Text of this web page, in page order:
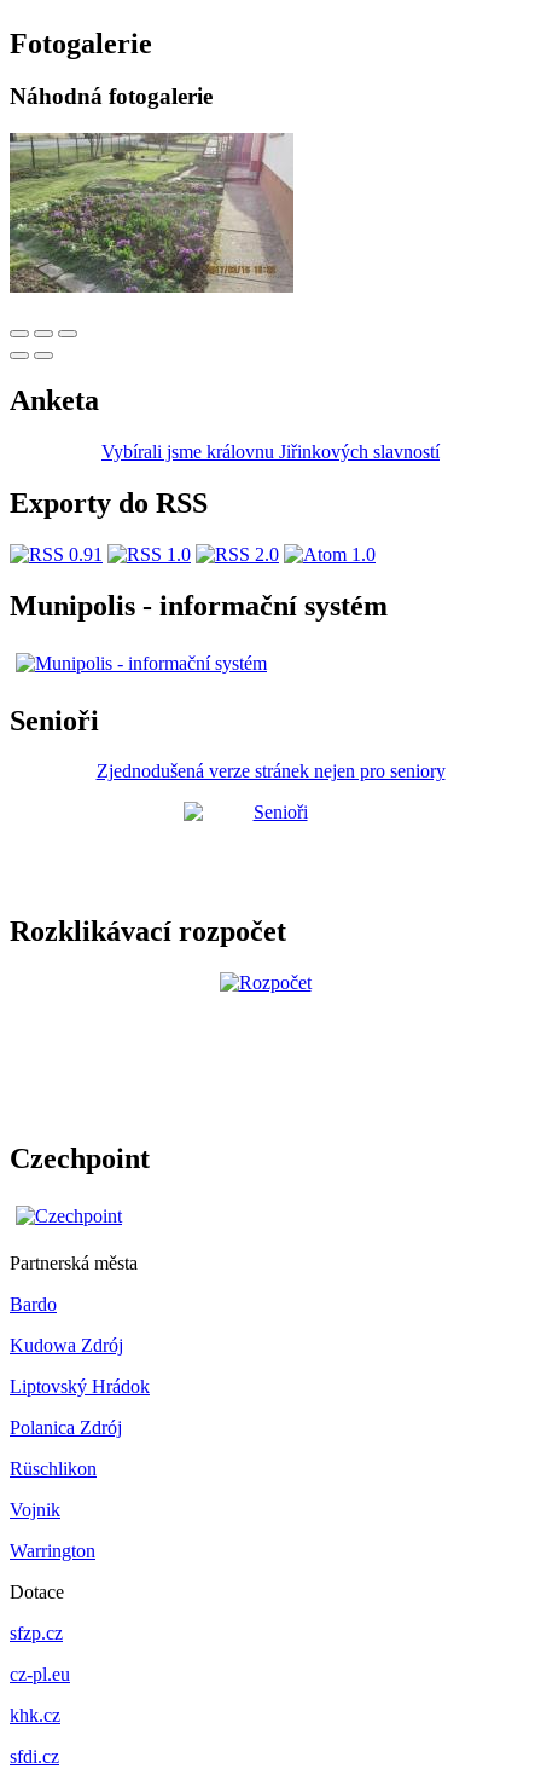
Fotogalerie
Náhodná fotogalerie
Anketa
Vybírali jsme královnu Jiřinkových slavností
Exporty do RSS
Munipolis - informační systém
Senioři
Zjednodušená verze stránek nejen pro seniory
Rozklikávací rozpočet
Czechpoint
Partnerská města
Bardo
Kudowa Zdrój
Liptovský Hrádok
Polanica Zdrój
Rüschlikon
Vojnik
Warrington
Dotace
sfzp.cz
cz-pl.eu
khk.cz
sfdi.cz